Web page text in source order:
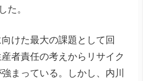
。
けた最大の課題として回
者責任の考えからリサイク
まっている。しかし、内川